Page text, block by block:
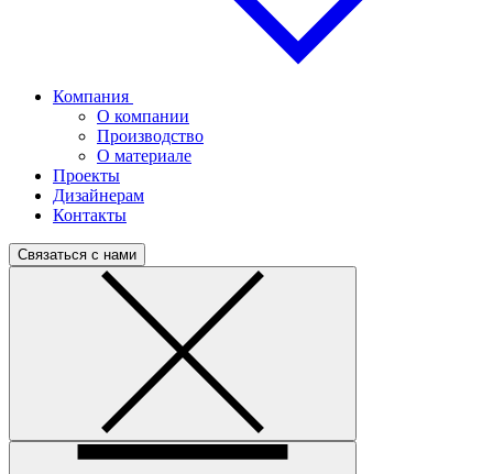
Компания
О компании
Производство
О материале
Проекты
Дизайнерам
Контакты
Связаться с нами